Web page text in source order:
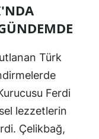
Türk
Ferdi
lezzetlerin
Çelikbağ,